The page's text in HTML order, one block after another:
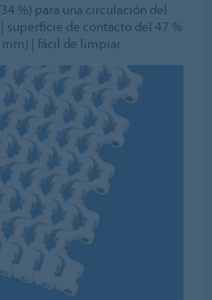
%) para una circulación del
superficie de contacto del 47 %
mm) | fácil de limpiar